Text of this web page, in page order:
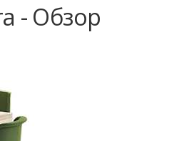
- Обзор